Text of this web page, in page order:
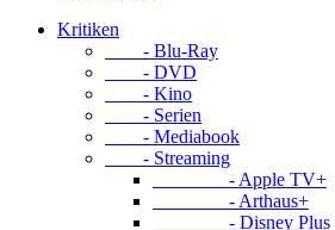
Kritiken
- Blu-Ray
- DVD
- Kino
- Serien
- Mediabook
- Streaming
- Apple TV+
- Arthaus+
- Disney Plus